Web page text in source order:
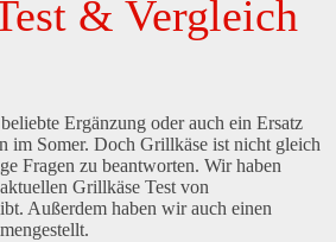
& Vergleich
Ergänzung oder auch ein Ersatz
im Somer. Doch Grillkäse ist nicht gleich
Fragen zu beantworten. Wir haben
Grillkäse Test von
Außerdem haben wir auch einen